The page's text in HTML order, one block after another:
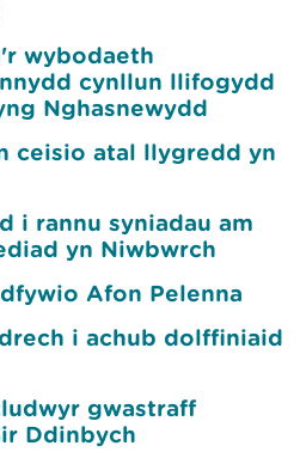
wybodaeth
cynllun llifogydd
Nghasnewydd
ceisio atal llygredd yn
i rannu syniadau am
yn Niwbwrch
Afon Pelenna
i achub dolffiniaid
gwastraff
Ddinbych